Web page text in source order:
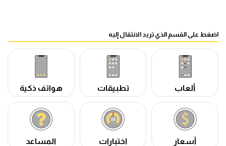
اضغط على القسم الذي تريد الانتقال إليه
ألعاب تطبيقات هواتف ذكية
أسعار اختبارات المساعد